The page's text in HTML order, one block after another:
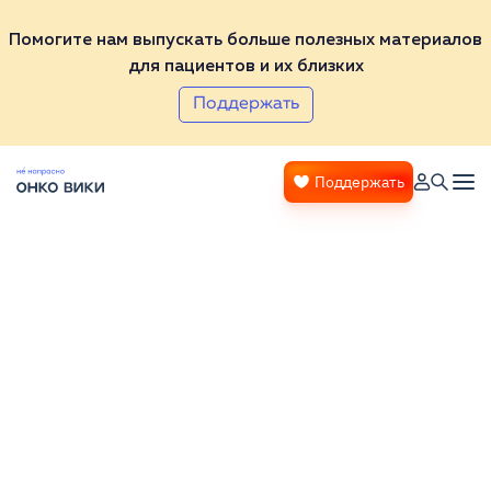
Помогите нам выпускать больше полезных материалов
для пациентов и их близких
Поддержать
Поддержать